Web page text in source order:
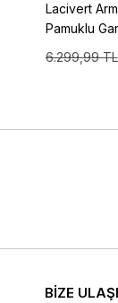
Lacivert Armürlü Bebe Yaka Kendinden
Pamuklu
6.299,99 TL
BİZE